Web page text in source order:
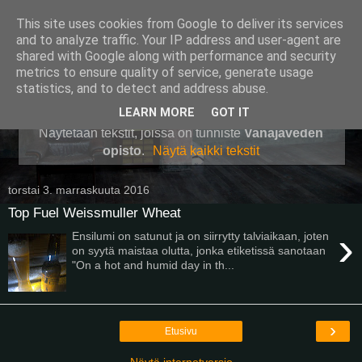
Pullollinen
Näytetään tekstit, joissa on tunniste Vanajaveden
opisto. Näytä kaikki tekstit
torstai 3. marraskuuta 2016
Top Fuel Weissmuller Wheat
›
Ensilumi on satunut ja on siirrytty talviaikaan, joten
on syytä maistaa olutta, jonka etiketissä sanotaan
"On a hot and humid day in th...
›
Etusivu
This site uses cookies from Google to deliver its services
and to analyze traffic. Your IP address and user-agent are
shared with Google along with performance and security
metrics to ensure quality of service, generate usage
statistics, and to detect and address abuse.
LEARN MORE GOT IT